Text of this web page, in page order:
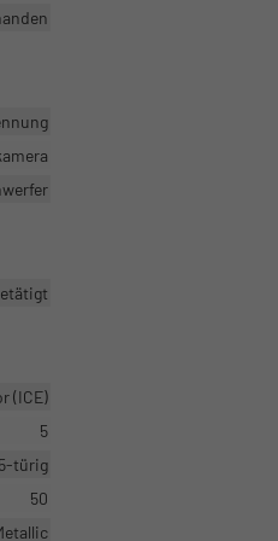
(ICE)
5
5-türig
50